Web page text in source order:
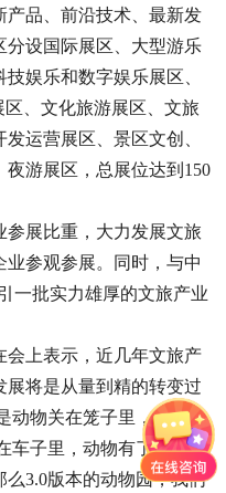
产品、前沿技术、最新发
分设国际展区、大型游乐
娱乐和数字娱乐展区、
、文化旅游展区、文旅
运营展区、景区文创、
游展区，总展位达到150
展比重，大力发展文旅
参观参展。同时，与中
一批实力雄厚的文旅产业
会上表示，近几年文旅产
展将是从量到精的转变过
动物关在笼子里，人在外
车子里，动物有了一片很
3.0版本的动物园，我们